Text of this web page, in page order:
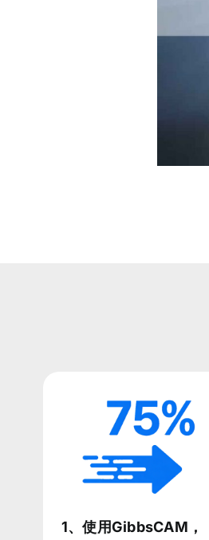
1、使用GibbsCAM，